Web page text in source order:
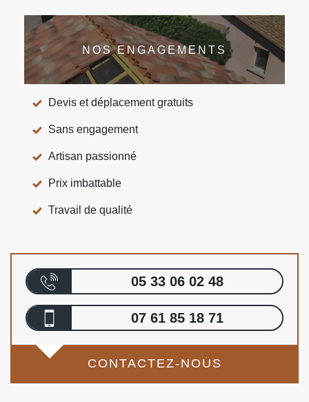
NOS ENGAGEMENTS
Devis et déplacement gratuits
Sans engagement
Artisan passionné
Prix imbattable
Travail de qualité
05 33 06 02 48
07 61 85 18 71
CONTACTEZ-NOUS